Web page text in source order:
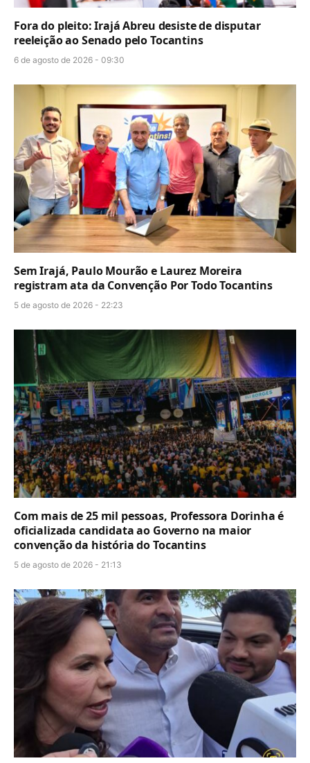
Fora do pleito: Irajá Abreu desiste de disputar
reeleição ao Senado pelo Tocantins
6 de agosto de 2026 - 09:30
Sem Irajá, Paulo Mourão e Laurez Moreira
registram ata da Convenção Por Todo Tocantins
5 de agosto de 2026 - 22:23
Com mais de 25 mil pessoas, Professora Dorinha é
oficializada candidata ao Governo na maior
convenção da história do Tocantins
5 de agosto de 2026 - 21:13